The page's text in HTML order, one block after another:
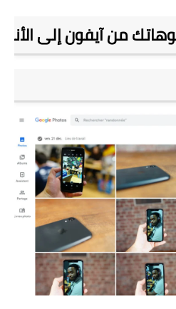
من آيفون إلى